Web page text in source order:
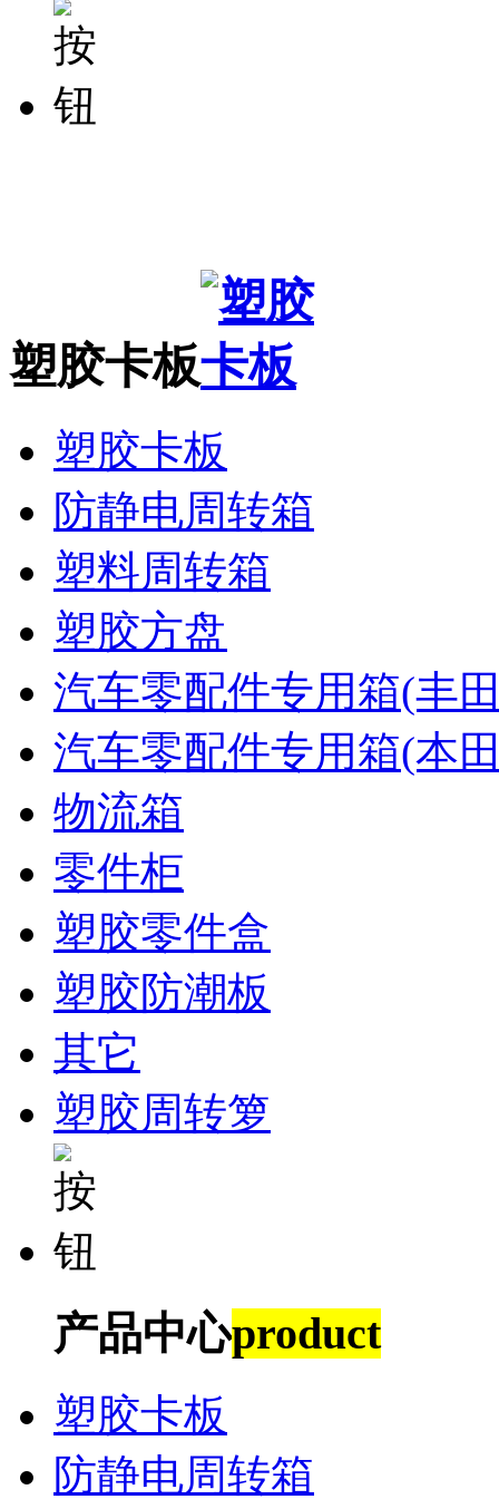
塑胶卡板
塑胶卡板
防静电周转箱
塑料周转箱
塑胶方盘
汽车零配件专用箱(丰
汽车零配件专用箱(本
物流箱
零件柜
塑胶零件盒
塑胶防潮板
其它
塑胶周转箩
产品中心product
塑胶卡板
防静电周转箱